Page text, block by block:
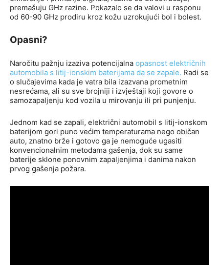
premašuju GHz razine. Pokazalo se da valovi u rasponu
od 60-90 GHz prodiru kroz kožu uzrokujući bol i bolest.
Opasni?
Naročitu pažnju izaziva potencijalna opasnost električnih
automobila s litij-ionskim baterijama da se zapale. Radi se
o slučajevima kada je vatra bila izazvana prometnim
nesrećama, ali su sve brojniji i izvještaji koji govore o
samozapaljenju kod vozila u mirovanju ili pri punjenju.
Jednom kad se zapali, električni automobil s litij-ionskom
baterijom gori puno većim temperaturama nego običan
auto, znatno brže i gotovo ga je nemoguće ugasiti
konvencionalnim metodama gašenja, dok su same
baterije sklone ponovnim zapaljenjima i danima nakon
prvog gašenja požara.